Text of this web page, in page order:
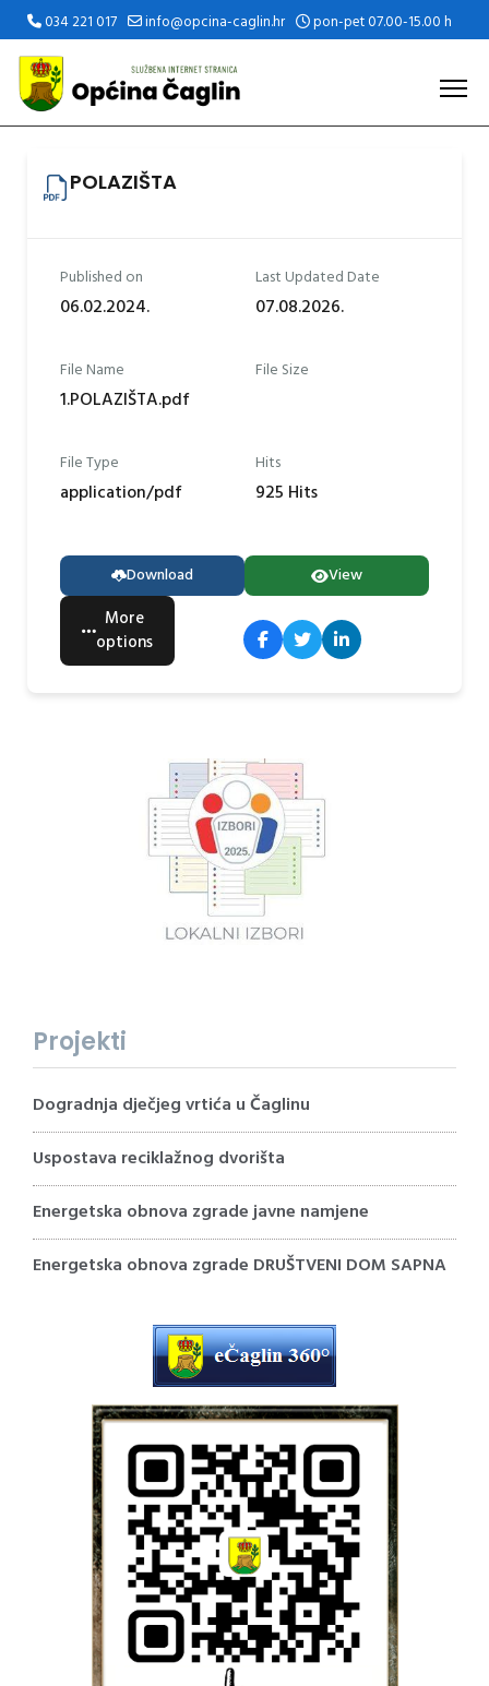
034 221 017 info@opcina-caglin.hr pon-pet 07.00-15.00 h
POLAZIŠTA
Published on
06.02.2024.
Last Updated Date
07.08.2026.
File Name
1.POLAZIŠTA.pdf
File Size
File Type
application/pdf
Hits
925 Hits
Download View
More
options
Projekti
Dogradnja dječjeg vrtića u Čaglinu
Uspostava reciklažnog dvorišta
Energetska obnova zgrade javne namjene
Energetska obnova zgrade DRUŠTVENI DOM SAPNA